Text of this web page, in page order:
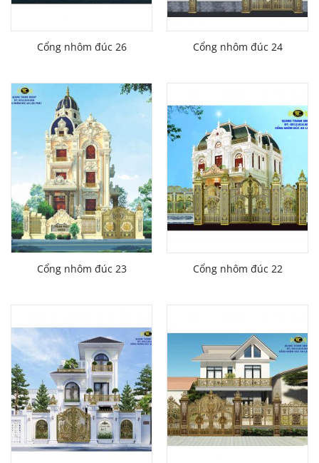
Cổng nhôm đúc 26 Cổng nhôm đúc 24
Cổng nhôm đúc 23 Cổng nhôm đúc 22